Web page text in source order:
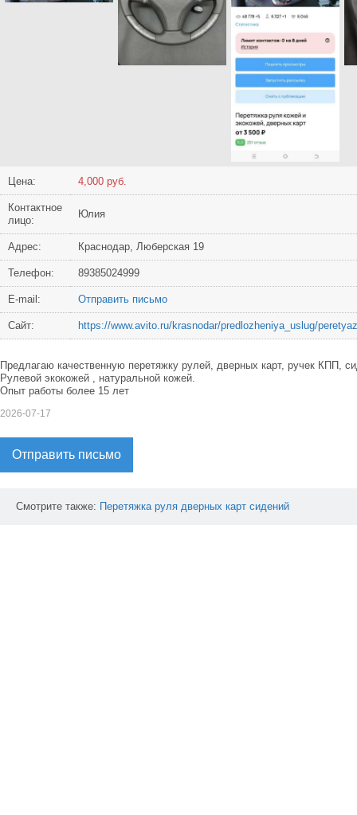
Цена: 4,000 руб.
Контактное
лицо:
Юлия
Адрес: Краснодар, Люберская 19
Телефон: 89385024999
Е-mail: Отправить письмо
Сайт: https://www.avito.ru/krasnodar/predlozheniya_uslug/
Предлагаю качественную перетяжку рулей, дверных карт, ручек КПП,
Рулевой экокожей , натуральной кожей.
Опыт работы более 15 лет
2026-07-17
Отправить письмо
Смотрите также: Перетяжка руля дверных карт сидений